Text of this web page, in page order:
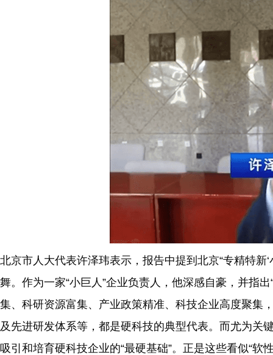
北京市人大代表许泽玮表示，报告中提到北京“专精特
舞。作为一家“小巨人”企业负责人，他深感自豪，并指
集、科研资源富集、产业政策精准、科技企业高度聚集
及先进研发体系等，都是硬科技的典型代表。而尤为
吸引和培育硬科技企业的“最硬基础”。正是这些看似“